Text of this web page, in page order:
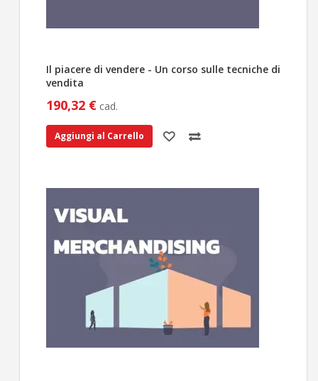
Il piacere di vendere - Un corso sulle tecniche di
vendita
190,32 € cad.
Aggiungi al Carrello